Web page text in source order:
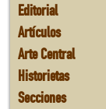
Editorial
Artículos
Arte Central
Historietas
Secciones